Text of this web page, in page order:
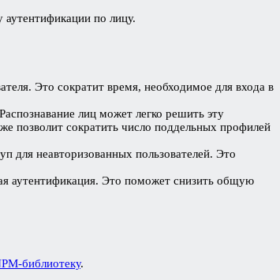
по лицу.
Это сократит время, необходимое для входа в
лиц может легко решить эту
позволит сократить число поддельных профилей
для неавторизованных пользователей. Это
аутентификация. Это поможет снизить общую
библиотеку.